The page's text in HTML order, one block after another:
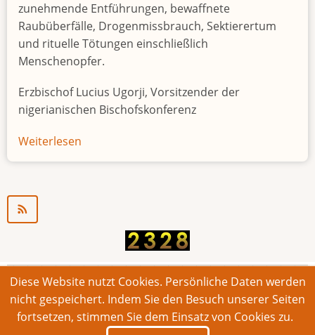
zunehmende Entführungen, bewaffnete
Raubüberfälle, Drogenmissbrauch, Sektierertum
und rituelle Tötungen einschließlich
Menschenopfer.
Erzbischof Lucius Ugorji, Vorsitzender der
nigerianischen Bischofskonferenz
Weiterlesen
Jugendarbeitslosigkeit
© 2026 Bonner Aufruf. Alle Rechte vorbehalten.
Footer
Impressum Kontakt Intern
Diese Website nutzt Cookies. Persönliche Daten werden
nicht gespeichert. Indem Sie den Besuch unserer Seiten
fortsetzen, stimmen Sie dem Einsatz von Cookies zu.